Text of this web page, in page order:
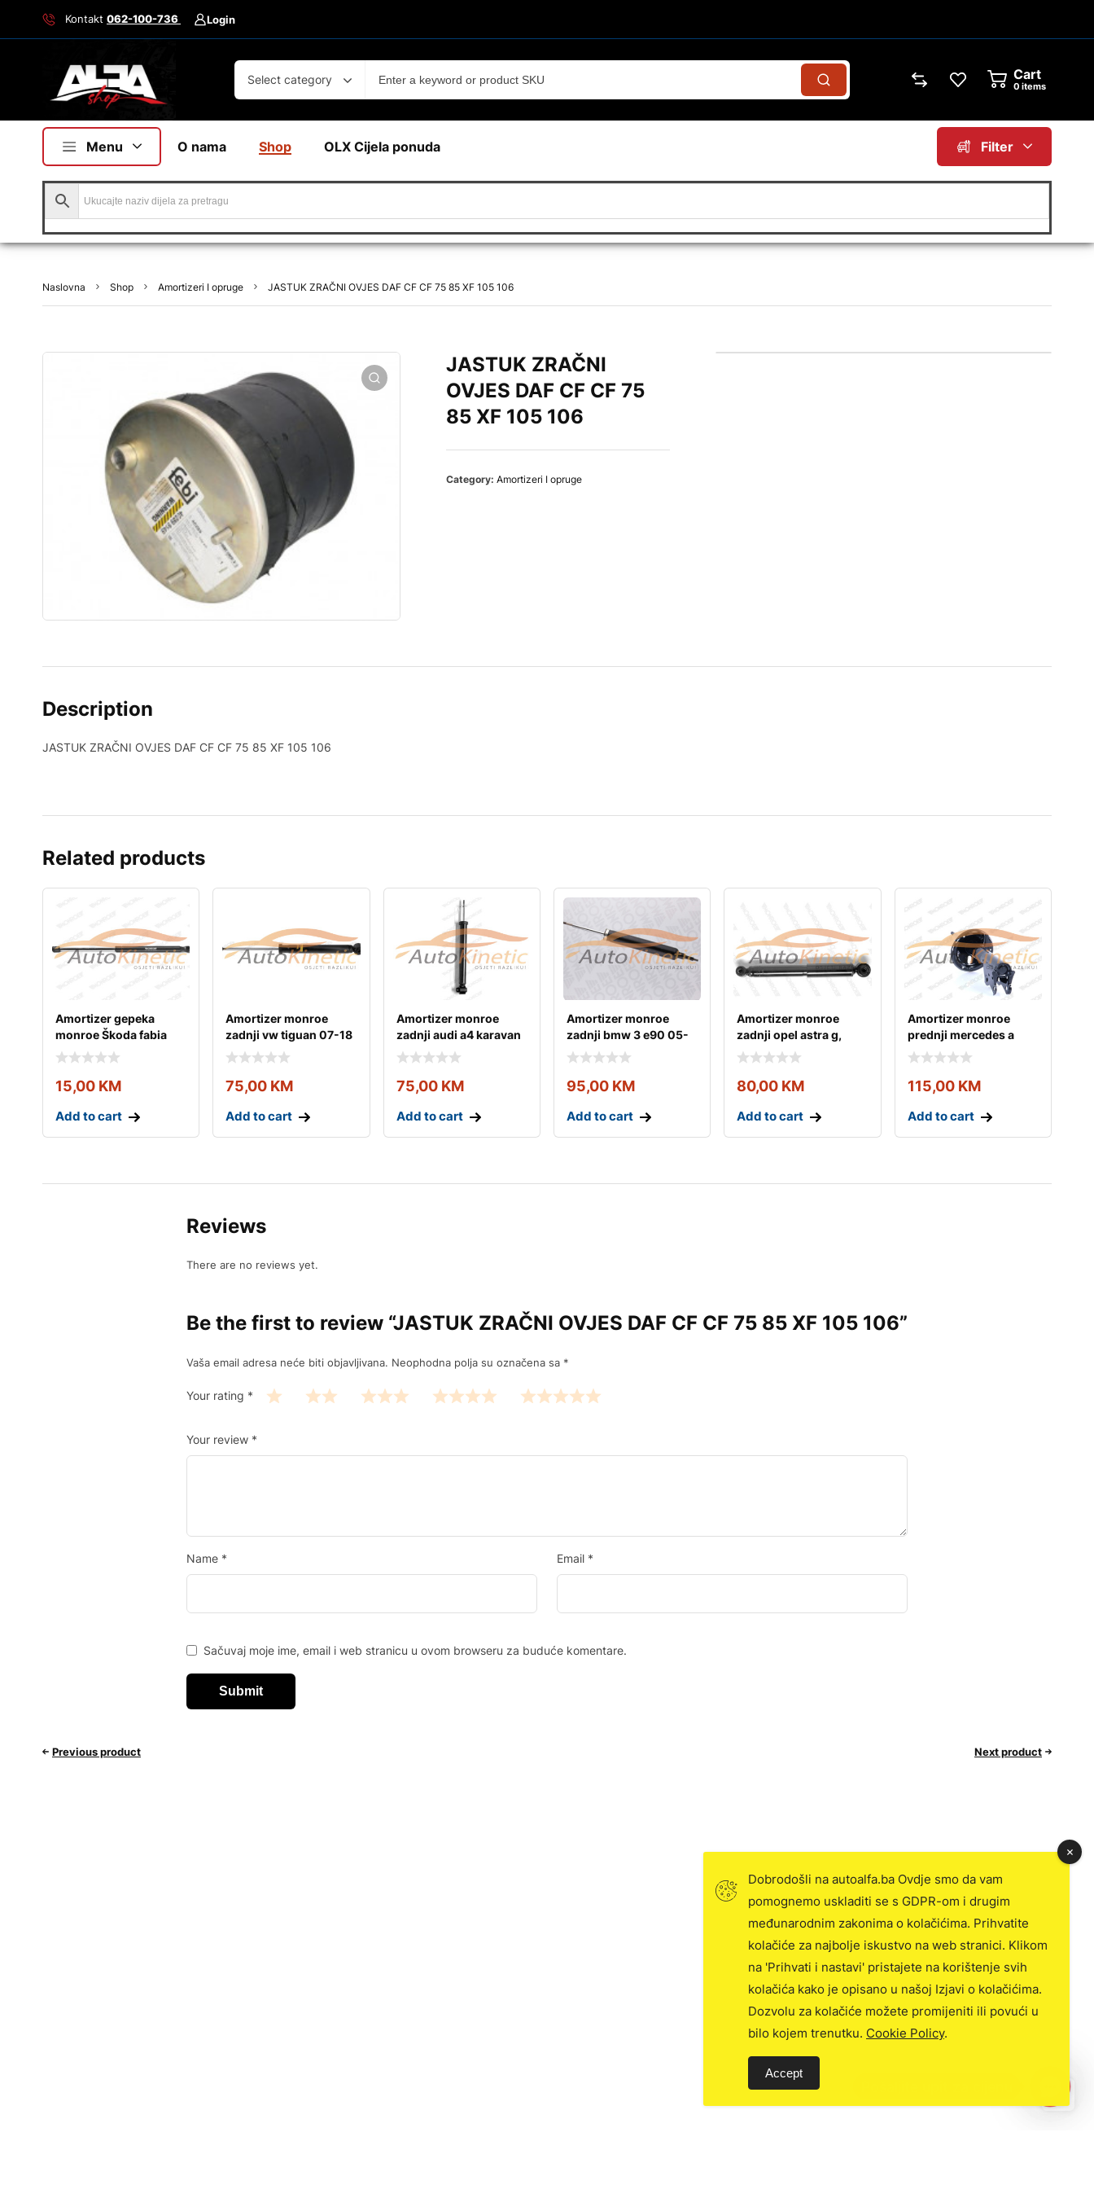
Kontakt 062-100-736 Login
Select category Cart
0 items
Menu O nama Shop OLX Cijela ponuda Filter
Naslovna Shop Amortizeri I opruge JASTUK ZRAČNI OVJES DAF CF CF 75 85 XF 105 106
JASTUK ZRAČNI
OVJES DAF CF CF 75
85 XF 105 106
Category: Amortizeri I opruge
Description
JASTUK ZRAČNI OVJES DAF CF CF 75 85 XF 105 106
Related products
Amortizer gepeka
monroe Škoda fabia
15,00 KM
Add to cart
Amortizer monroe
zadnji vw tiguan 07-18
75,00 KM
Add to cart
Amortizer monroe
zadnji audi a4 karavan
00-04
75,00 KM
Add to cart
Amortizer monroe
zadnji bmw 3 e90 05-
95,00 KM
Add to cart
Amortizer monroe
zadnji opel astra g,
astra h
80,00 KM
Add to cart
Amortizer monroe
prednji mercedes a
klasa w168
115,00 KM
Add to cart
Reviews
There are no reviews yet.
Be the first to review “JASTUK ZRAČNI OVJES DAF CF CF 75 85 XF 105 106”
Vaša email adresa neće biti objavljivana. Neophodna polja su označena sa *
Your rating *
Your review *
Name * Email *
Sačuvaj moje ime, email i web stranicu u ovom browseru za buduće komentare.
Previous product Next product
Dobrodošli na autoalfa.ba Ovdje smo da vam
pomognemo uskladiti se s GDPR-om i drugim
međunarodnim zakonima o kolačićima. Prihvatite
kolačiće za najbolje iskustvo na web stranici. Klikom
na 'Prihvati i nastavi' pristajete na korištenje svih
kolačića kako je opisano u našoj Izjavi o kolačićima.
Dozvolu za kolačiće možete promijeniti ili povući u
bilo kojem trenutku. Cookie Policy.
Accept